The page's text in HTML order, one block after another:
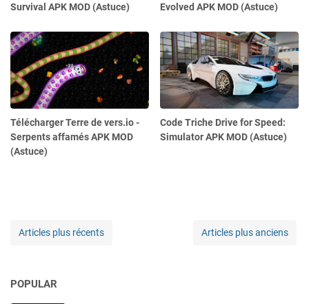
Survival APK MOD (Astuce)
Evolved APK MOD (Astuce)
Télécharger Terre de vers.io -
Serpents affamés APK MOD
(Astuce)
Code Triche Drive for Speed:
Simulator APK MOD (Astuce)
Articles plus récents Articles plus anciens
POPULAR